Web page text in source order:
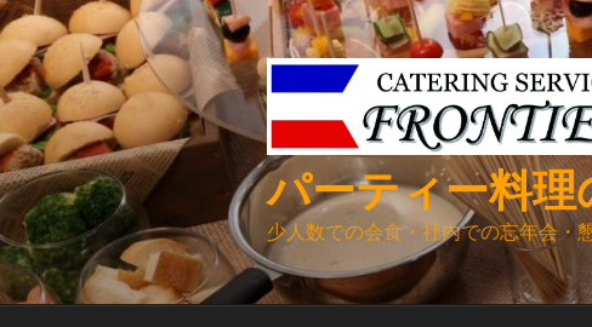
コ
ン
テ
ン
ツ
へ
ス
ッ
プ
パーティー料
少人数での会食・社内での忘年会・